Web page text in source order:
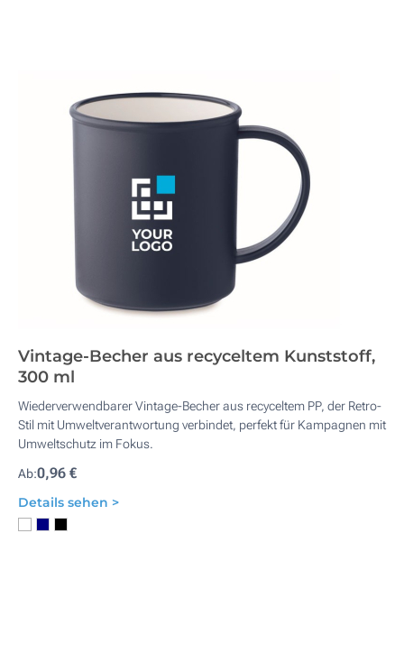
Vintage-Becher aus recyceltem Kunststoff,
300 ml
Wiederverwendbarer Vintage-Becher aus recyceltem PP, der Retro-
Stil mit Umweltverantwortung verbindet, perfekt für Kampagnen mit
Umweltschutz im Fokus.
Ab:0,96 €
Details sehen >